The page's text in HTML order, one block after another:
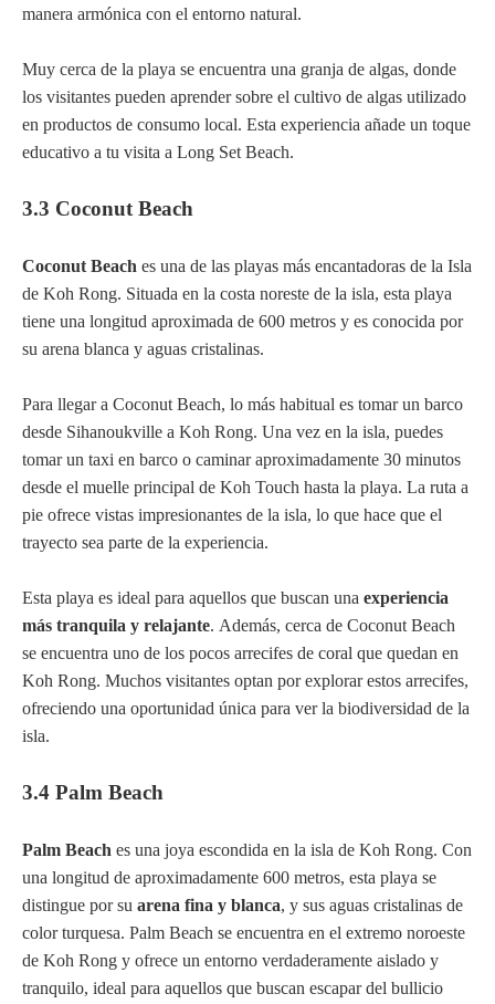
manera armónica con el entorno natural.
Muy cerca de la playa se encuentra una granja de algas, donde
los visitantes pueden aprender sobre el cultivo de algas utilizado
en productos de consumo local. Esta experiencia añade un toque
educativo a tu visita a Long Set Beach.
3.3 Coconut Beach
Coconut Beach es una de las playas más encantadoras de la Isla
de Koh Rong. Situada en la costa noreste de la isla, esta playa
tiene una longitud aproximada de 600 metros y es conocida por
su arena blanca y aguas cristalinas.
Para llegar a Coconut Beach, lo más habitual es tomar un barco
desde Sihanoukville a Koh Rong. Una vez en la isla, puedes
tomar un taxi en barco o caminar aproximadamente 30 minutos
desde el muelle principal de Koh Touch hasta la playa. La ruta a
pie ofrece vistas impresionantes de la isla, lo que hace que el
trayecto sea parte de la experiencia.
Esta playa es ideal para aquellos que buscan una experiencia
más tranquila y relajante. Además, cerca de Coconut Beach
se encuentra uno de los pocos arrecifes de coral que quedan en
Koh Rong. Muchos visitantes optan por explorar estos arrecifes,
ofreciendo una oportunidad única para ver la biodiversidad de la
isla.
3.4 Palm Beach
Palm Beach es una joya escondida en la isla de Koh Rong. Con
una longitud de aproximadamente 600 metros, esta playa se
distingue por su arena fina y blanca, y sus aguas cristalinas de
color turquesa. Palm Beach se encuentra en el extremo noroeste
de Koh Rong y ofrece un entorno verdaderamente aislado y
tranquilo, ideal para aquellos que buscan escapar del bullicio